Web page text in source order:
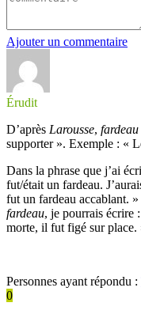
Ajouter un commentaire
Érudit
D’après Larousse, fardeau
supporter ». Exemple : «
Dans la phrase que j’ai
fut/était un fardeau.
fut un fardeau accablant.
fardeau, je pourrais écrire
morte, il fut figé sur place.
Personnes ayant répondu :
0